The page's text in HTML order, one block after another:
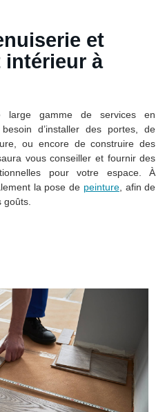
et
intérieur à
large gamme de services en
d’installer des portes, de
ou encore de construire des
vous conseiller et fournir des
pour votre espace. À
la pose de peinture, afin de
goûts.